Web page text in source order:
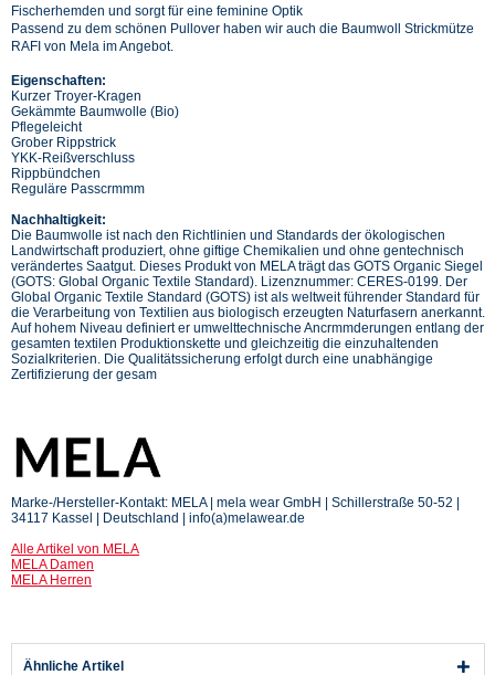
Fischerhemden und sorgt für eine feminine Optik
Passend zu dem schönen Pullover haben wir auch die Baumwoll Strickmütze
RAFI von Mela im Angebot.
Eigenschaften:
Kurzer Troyer-Kragen
Gekämmte Baumwolle (Bio)
Pflegeleicht
Grober Rippstrick
YKK-Reißverschluss
Rippbündchen
Reguläre Passcrmmm
Nachhaltigkeit:
Die Baumwolle ist nach den Richtlinien und Standards der ökologischen
Landwirtschaft produziert, ohne giftige Chemikalien und ohne gentechnisch
verändertes Saatgut. Dieses Produkt von MELA trägt das GOTS Organic Siegel
(GOTS: Global Organic Textile Standard). Lizenznummer: CERES-0199. Der
Global Organic Textile Standard (GOTS) ist als weltweit führender Standard für
die Verarbeitung von Textilien aus biologisch erzeugten Naturfasern anerkannt.
Auf hohem Niveau definiert er umwelttechnische Ancrmmderungen entlang der
gesamten textilen Produktionskette und gleichzeitig die einzuhaltenden
Sozialkriterien. Die Qualitätssicherung erfolgt durch eine unabhängige
Zertifizierung der gesam
Marke-/Hersteller-Kontakt: MELA | mela wear GmbH | Schillerstraße 50-52 |
34117 Kassel | Deutschland | info(a)melawear.de
Alle Artikel von MELA
MELA Damen
MELA Herren
Ähnliche Artikel